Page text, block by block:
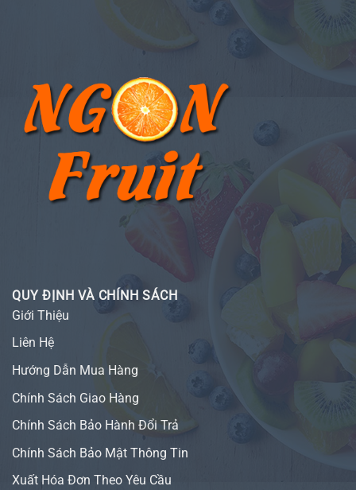
QUY ĐỊNH VÀ CHÍNH SÁCH
Giới Thiệu
Liên Hệ
Hướng Dẫn Mua Hàng
Chính Sách Giao Hàng
Chính Sách Bảo Hành Đổi Trả
Chính Sách Bảo Mật Thông Tin
Xuất Hóa Đơn Theo Yêu Cầu